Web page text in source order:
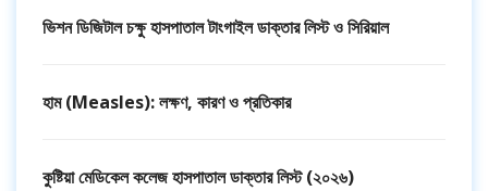
ভিশন ডিজিটাল চক্ষু হাসপাতাল টাংগাইল ডাক্তার লিস্ট ও সিরিয়াল
হাম (Measles): লক্ষণ, কারণ ও প্রতিকার
কুষ্টিয়া মেডিকেল কলেজ হাসপাতাল ডাক্তার লিস্ট (২০২৬)